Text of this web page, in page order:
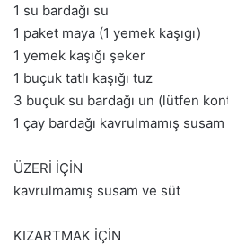
1 su bardağı su
1 paket maya (1 yemek kaşıgı)
1 yemek kaşığı şeker
1 buçuk tatlı kaşığı tuz
3 buçuk su bardağı un (lütfen
1 çay bardağı kavrulmamış susam
ÜZERİ İÇİN
kavrulmamış susam ve süt
KIZARTMAK İÇİN